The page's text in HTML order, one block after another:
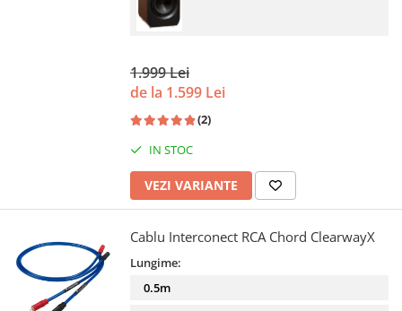
1.999 Lei
de la 1.599 Lei
(2)
IN STOC
VEZI VARIANTE
Cablu Interconect RCA Chord ClearwayX
Lungime:
0.5m